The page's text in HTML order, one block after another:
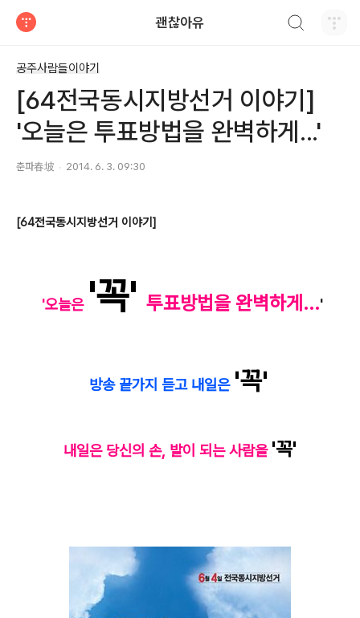
괜찮아유
공주사람들이야기
[64전국동시지방선거 이야기]
'오늘은 투표방법을 완벽하게...'
춘파春坡 2014. 6. 3. 09:30
[64전국동시지방선거 이야기]
'오늘은 '꼭' 투표방법을 완벽하게...'
방송 끝가지 듣고 내일은 '꼭'
내일은 당신의 손, 발이 되는 사람을 '꼭'